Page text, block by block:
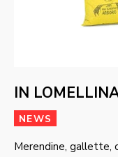
IN
NEWS
Merendine, gallette,